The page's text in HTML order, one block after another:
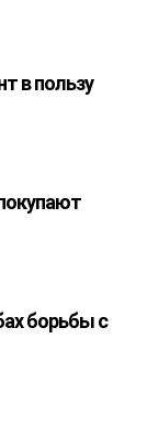
в пользу
борьбы с